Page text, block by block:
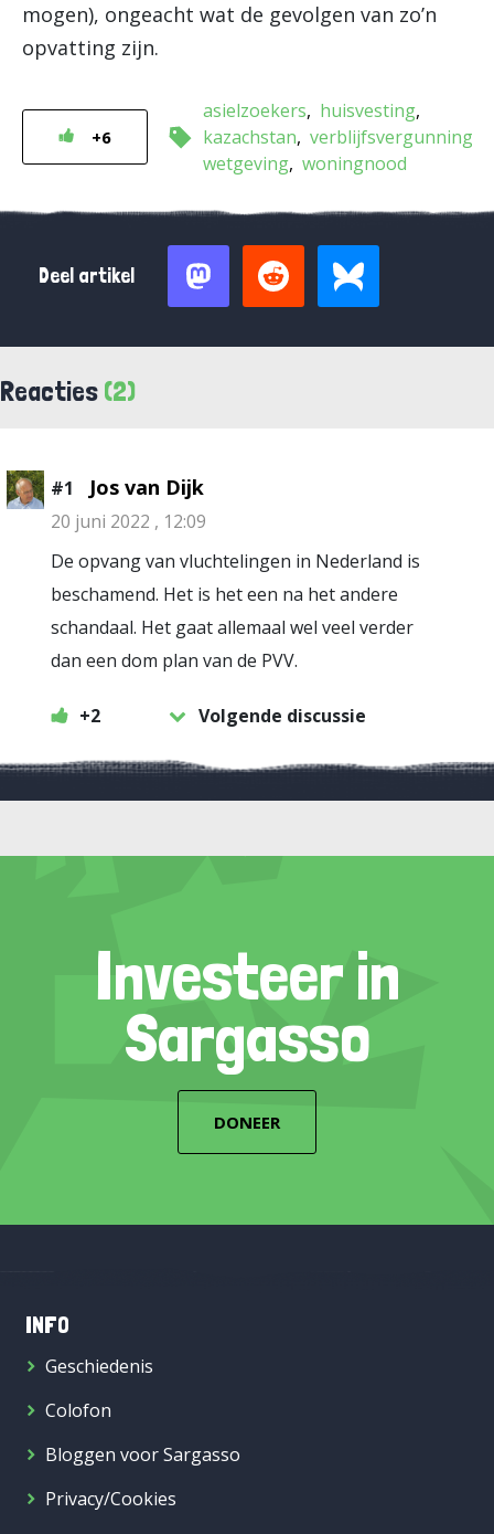
mogen), ongeacht wat de gevolgen van zo’n
opvatting zijn.
+6
asielzoekers
huisvesting
kazachstan verblijfsvergunning
wetgeving woningnood
Deel artikel
Reacties (2)
#1 Jos van Dijk
20 juni 2022 , 12:09
De opvang van vluchtelingen in Nederland is
beschamend. Het is het een na het andere
schandaal. Het gaat allemaal wel veel verder
dan een dom plan van de PVV.
+2 Volgende discussie
Investeer in
Sargasso
DONEER
INFO
Geschiedenis
Colofon
Bloggen voor Sargasso
Privacy/Cookies